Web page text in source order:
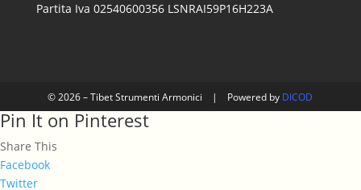
Partita Iva 02540600356 LSNRAI59P16H223A
© 2026 – Tibet Strumenti Armonici | Powered by DICOD
Pin It on Pinterest
Share This
Facebook
Twitter